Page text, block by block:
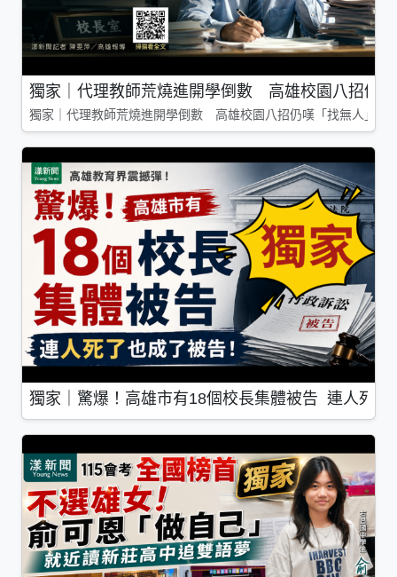
獨家｜代理教師荒燒進開學倒數 高雄校園八招仍
獨家｜代理教師荒燒進開學倒數 高雄校園八招仍嘆「找無人」
獨家｜驚爆！高雄市有18個校長集體被告 連人死了